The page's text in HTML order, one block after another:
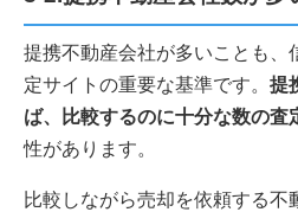
提携不動産会社が多いことも、
定サイトの重要な基準です。 提
ば、比較するのに十分な数の査
性があります。
比較しながら売却を依頼する不